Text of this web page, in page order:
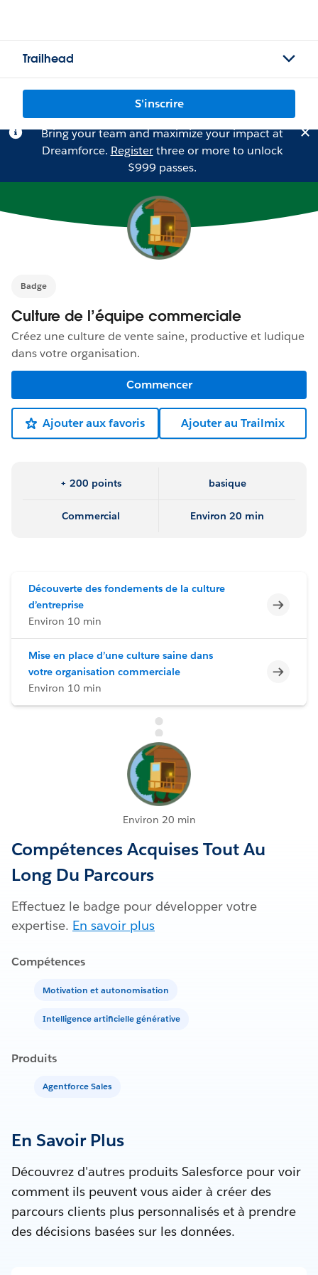
Trailhead
S'inscrire
Bring your team and maximize your impact at
Dreamforce. Registerthree or more to unlock
$999 passes.
Badge
Culture de l’équipe commerciale
Créez une culture de vente saine, productive et ludique
dans votre organisation.
Commencer
Ajouter aux favoris Ajouter au Trailmix
+ 200 points basique
Commercial Environ 20 min
Découverte des fondements de la culture
d’entreprise
Environ 10 min
Mise en place d’une culture saine dans
votre organisation commerciale
Environ 10 min
Environ 20 min
Compétences Acquises Tout Au
Long Du Parcours
Effectuez le badge pour développer votre
expertise. En savoir plus
Compétences
Motivation et autonomisation
Intelligence artificielle générative
Produits
Agentforce Sales
En Savoir Plus
Découvrez d'autres produits Salesforce pour voir
comment ils peuvent vous aider à créer des
parcours clients plus personnalisés et à prendre
des décisions basées sur les données.